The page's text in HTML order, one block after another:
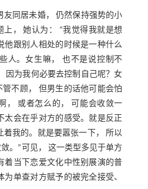
友同居未婚， 仍然保持强势的小
， 她认为： “我觉得我就是想
他跟别人相处的时候是一种什么
人。女生嘛， 也不是说控制不
因为我何必要去控制自己呢？女
不顾， 但男生的话他可能会怕
， 或者怎么的， 可能会收敛一
太会在乎对方的感受。就是反正
着我的。就是要嚣张一下， 所以
。”可见， 这一类型多见于单方
着当下恋爱文化中性别展演的普
单查对方赋予的被完全接受、